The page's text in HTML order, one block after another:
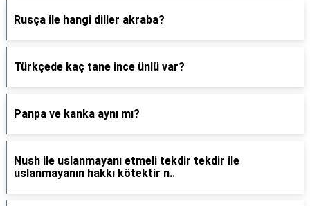
Rusça ile hangi diller akraba?
Türkçede kaç tane ince ünlü var?
Panpa ve kanka aynı mı?
Nush ile uslanmayanı etmeli tekdir tekdir ile
uslanmayanın hakkı kötektir n..